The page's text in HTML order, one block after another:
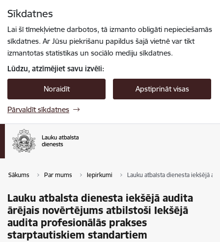
Sīkdatnes
Lai šī tīmekļvietne darbotos, tā izmanto obligāti nepieciešamās
sīkdatnes. Ar Jūsu piekrišanu papildus šajā vietnē var tikt
izmantotas statistikas un sociālo mediju sīkdatnes.
Lūdzu, atzīmējiet savu izvēli:
Noraidīt Apstiprināt visas
Pārvaldīt sīkdatnes
Sākums Par mums Iepirkumi Lauku atbalsta dienesta iekšējā
Lauku atbalsta dienesta iekšējā audita
ārējais novērtējums atbilstoši Iekšējā
audita profesionālās prakses
starptautiskiem standartiem